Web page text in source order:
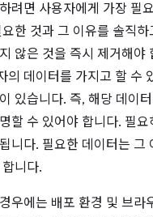
려면 사용자에게 가장 필
한 것과 그 이유를 솔직
않은 것을 즉시 제거해야
의 데이터를 가지고 할 수
있습니다. 즉, 해당 데이
할 수 있어야 합니다. 필
니다. 필요한 데이터는 그
니다.
우에는 배포 환경 및 브라